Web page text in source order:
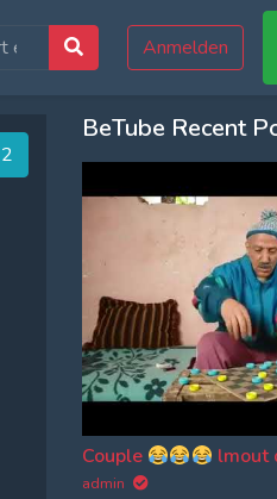
Anmelden
1
BeTube Recent
Couple
admin